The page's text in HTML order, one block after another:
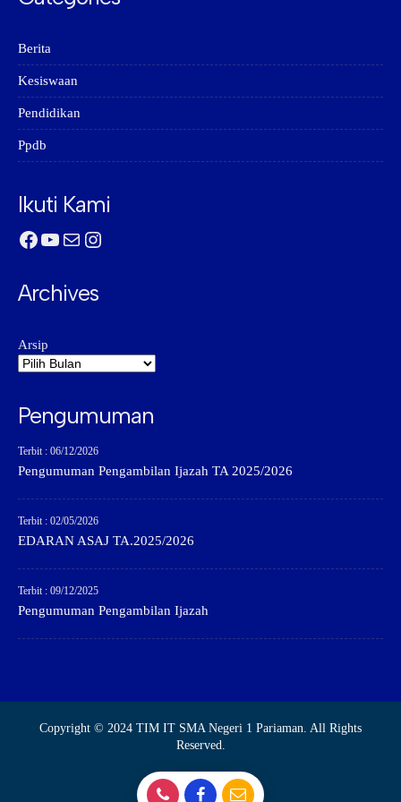
Berita
Kesiswaan
Pendidikan
Ppdb
Ikuti Kami
Facebook
YouTube
MailInstagram
Archives
Arsip
Pengumuman
Terbit : 06/12/2026
Pengumuman Pengambilan Ijazah TA 2025/2026
Terbit : 02/05/2026
EDARAN ASAJ TA.2025/2026
Terbit : 09/12/2025
Pengumuman Pengambilan Ijazah
Copyright © 2024 TIM IT SMA Negeri 1 Pariaman. All Rights
Reserved.